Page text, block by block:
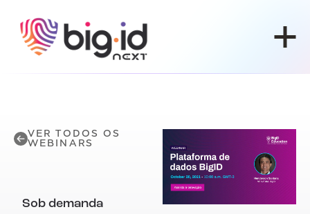
VER TODOS OS
WEBINARS
Sob demanda